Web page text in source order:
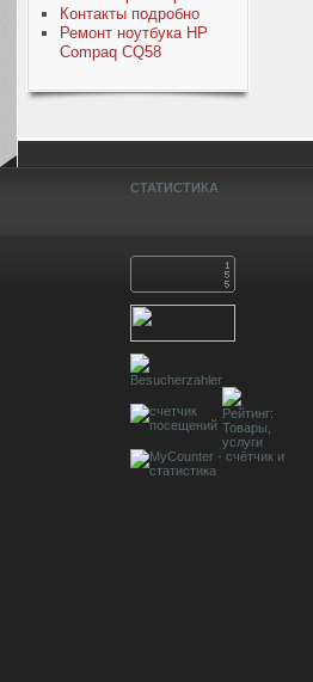
Контакты подробно
Ремонт ноутбука HP
Compaq CQ58
СТАТИСТИКА